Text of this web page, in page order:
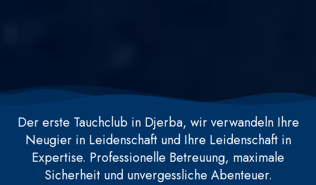
Der erste Tauchclub in Djerba, wir verwandeln Ihre
Neugier in Leidenschaft und Ihre Leidenschaft in
Expertise. Professionelle Betreuung, maximale
Sicherheit und unvergessliche Abenteuer.